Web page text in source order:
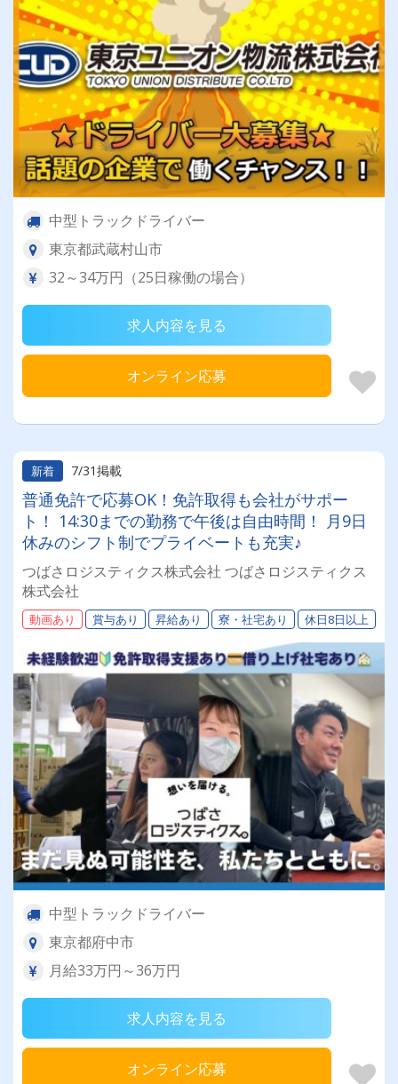
中型トラックドライバー
東京都武蔵村山市
32～34万円（25日稼働の場合）
求人内容を見る
オンライン応募
新着 7/31掲載
普通免許で応募OK！免許取得も会社がサポー
ト！ 14:30までの勤務で午後は自由時間！ 月9日
休みのシフト制でプライベートも充実♪
つばさロジスティクス株式会社 つばさロジスティクス
株式会社
動画あり 賞与あり 昇給あり 寮・社宅あり 休日8日以上
中型トラックドライバー
東京都府中市
月給33万円～36万円
求人内容を見る
オンライン応募